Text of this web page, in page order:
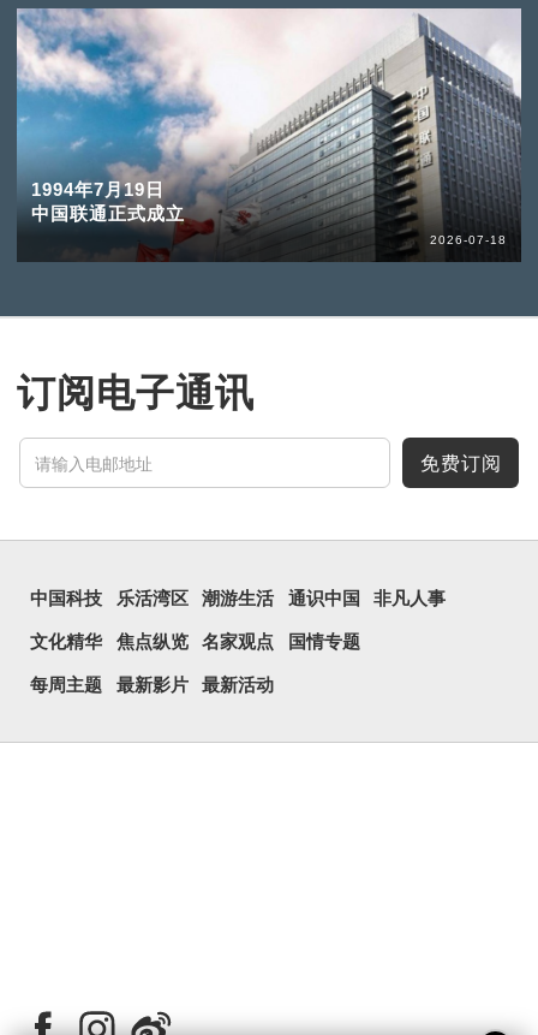
1994年7月19日
中国联通正式成立
2026-07-18
订阅电子通讯
免费订阅
中国科技 乐活湾区 潮游生活 通识中国 非凡人事
文化精华 焦点纵览 名家观点 国情专题
每周主题 最新影片 最新活动